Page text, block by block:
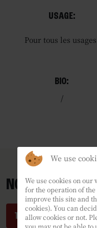
USAGE:
Pour tous les
BIO:
/
NOS RECETTES
TESTEZ NOS RECETTES
We use
We use cookies on our
for the operation of
improve this site and
cookies). You can
allow cookies or not.